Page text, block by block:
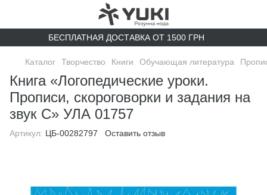
БЕСПЛАТНАЯ ДОСТАВКА ОТ 1500 ГРН
Каталог Творчество Книги Обучающая литература
Книга «Логопедические уроки.
Прописи, скороговорки и задания на
звук С» УЛА 01757
Артикул: ЦБ-00282797 Оставить отзыв